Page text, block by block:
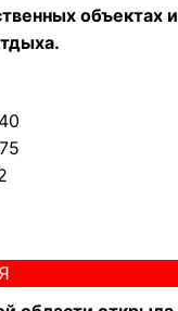
объектах и